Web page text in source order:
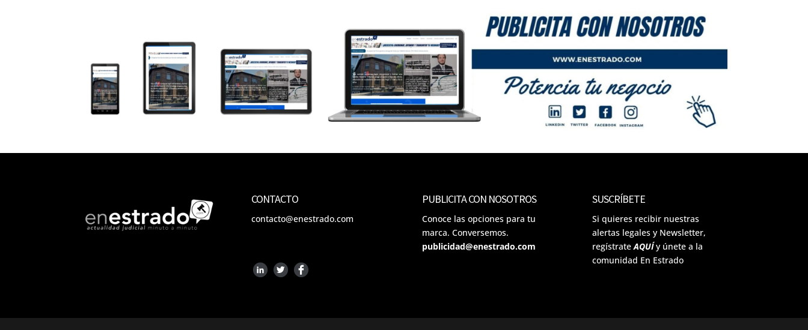
CONTACTO
contacto@enestrado.com
PUBLICITA CON NOSOTROS
Conoce las opciones para tu
marca. Conversemos.
publicidad@enestrado.com
SUSCRÍBETE
Si quieres recibir nuestras
alertas legales y Newsletter,
regístrateAQUÍ y únete a la
comunidad En Estrado